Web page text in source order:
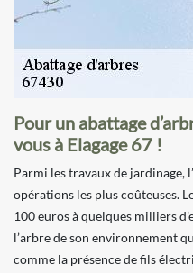
Pour un abattage
vous à Elagage 67 !
Parmi les travaux de jardinage,
opérations les plus coûteuses.
100 euros à quelques milliers
l’arbre de son environnement
comme la présence de fils